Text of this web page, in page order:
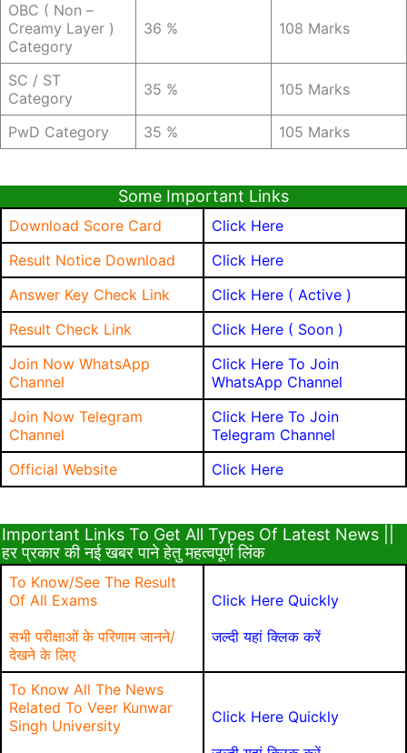
OBC ( Non –
Creamy Layer )
Category
36 % 108 Marks
SC / ST
Category
35 % 105 Marks
PwD Category 35 % 105 Marks
Some Important Links
Download Score Card
Click Here
Result Notice Download
Click Here
Answer Key Check Link
Click Here ( Active )
Result Check Link
Click Here ( Soon )
Join Now WhatsApp
Channel
Click Here To Join
WhatsApp Channel
Join Now Telegram
Channel
Click Here To Join
Telegram Channel
Official Website
Click Here
Important Links To Get All Types Of Latest News ||
हर प्रकार की नई खबर पाने हेतु महत्वपूर्ण लिंक
To Know/See The Result
Of All Exams
सभी परीक्षाओं के परिणाम जानने/
देखने के लिए
Click Here Quickly
जल्दी यहां क्लिक करें
To Know All The News
Related To Veer Kunwar
Singh University
Click Here Quickly